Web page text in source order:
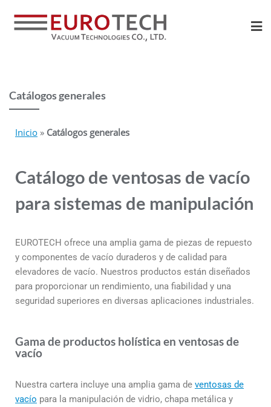
Catálogos generales
Inicio » Catálogos generales
Catálogo de ventosas de vacío
para sistemas de manipulación
EUROTECH ofrece una amplia gama de piezas de repuesto
y componentes de vacío duraderos y de calidad para
elevadores de vacío. Nuestros productos están diseñados
para proporcionar un rendimiento, una fiabilidad y una
seguridad superiores en diversas aplicaciones industriales.
Gama de productos holística en ventosas de
vacío
Nuestra cartera incluye una amplia gama de ventosas de
vacío para la manipulación de vidrio, chapa metálica y